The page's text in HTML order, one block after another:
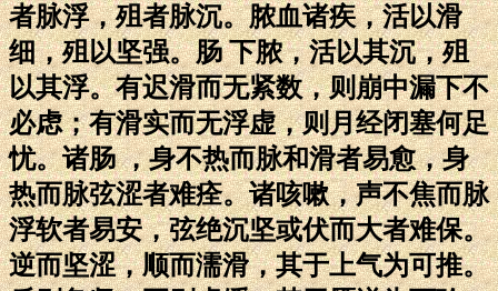
者脉浮，殂者脉沉。脓血诸疾，活以滑
细，殂以坚强。肠 下脓，活以其沉，殂
以其浮。有迟滑而无紧数，则崩中漏下不
必虑；有滑实而无浮虚，则月经闭塞何足
忧。诸肠 ，身不热而脉和滑者易愈，身
热而脉弦涩者难痊。诸咳嗽，声不焦而脉
浮软者易安，弦绝沉坚或伏而大者难保。
逆而坚涩，顺而濡滑，其于上气为可推。